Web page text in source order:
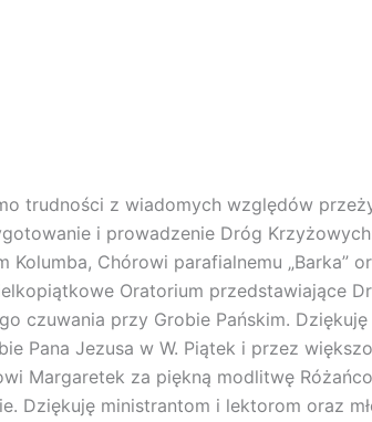
trudności z wiadomych względów
i prowadzenie Dróg
Chórowi parafialnemu „Barka”
Oratorium przedstawiające
czuwania przy Grobie Pańskim.
Pana Jezusa w W. Piątek i przez
Margaretek za piękną modlitwę
Dziękuję ministrantom i lektorom oraz